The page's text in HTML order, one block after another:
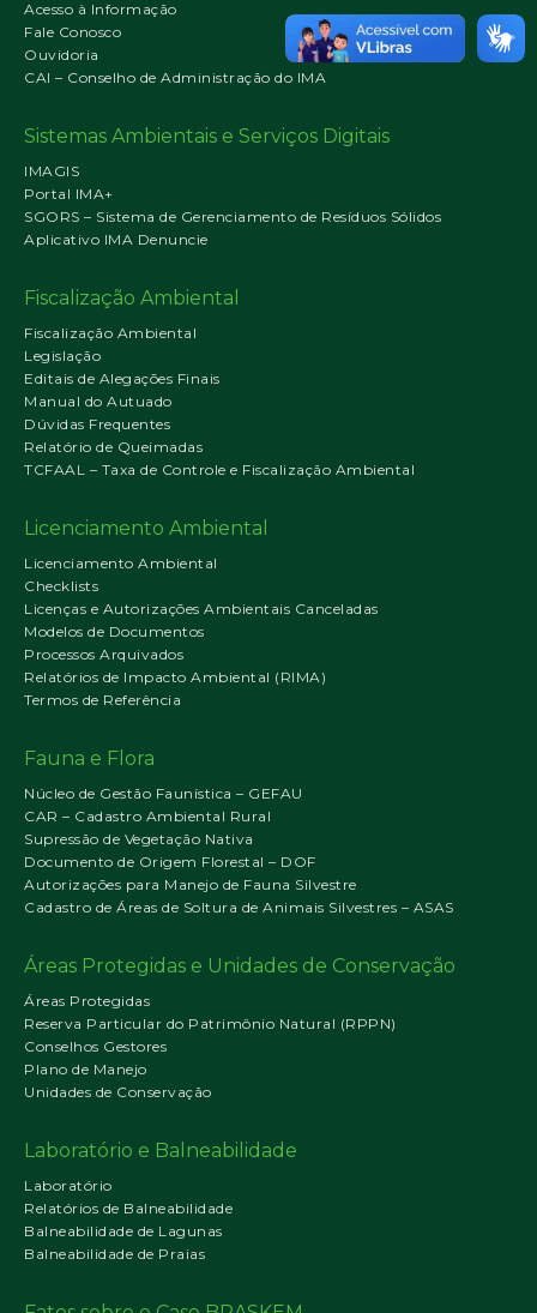
Acesso à Informação
Fale Conosco
Ouvidoria
CAI – Conselho de Administração do IMA
Sistemas Ambientais e Serviços Digitais
IMAGIS
Portal IMA+
SGORS – Sistema de Gerenciamento de Resíduos Sólidos
Aplicativo IMA Denuncie
Fiscalização Ambiental
Fiscalização Ambiental
Legislação
Editais de Alegações Finais
Manual do Autuado
Dúvidas Frequentes
Relatório de Queimadas
TCFAAL – Taxa de Controle e Fiscalização Ambiental
Licenciamento Ambiental
Licenciamento Ambiental
Checklists
Licenças e Autorizações Ambientais Canceladas
Modelos de Documentos
Processos Arquivados
Relatórios de Impacto Ambiental (RIMA)
Termos de Referência
Fauna e Flora
Núcleo de Gestão Faunística – GEFAU
CAR – Cadastro Ambiental Rural
Supressão de Vegetação Nativa
Documento de Origem Florestal – DOF
Autorizações para Manejo de Fauna Silvestre
Cadastro de Áreas de Soltura de Animais Silvestres – ASAS
Áreas Protegidas e Unidades de Conservação
Áreas Protegidas
Reserva Particular do Patrimônio Natural (RPPN)
Conselhos Gestores
Plano de Manejo
Unidades de Conservação
Laboratório e Balneabilidade
Laboratório
Relatórios de Balneabilidade
Balneabilidade de Lagunas
Balneabilidade de Praias